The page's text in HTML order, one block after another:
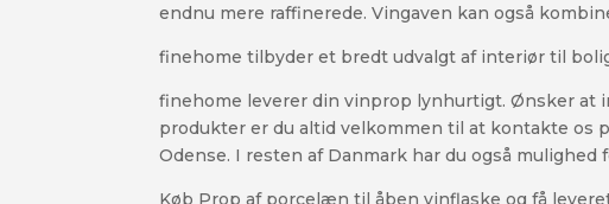
endnu mere raffinerede. Vingaven kan også
finehome tilbyder et bredt udvalgt af interiør til
finehome leverer din vinprop lynhurtigt. Ønsker at
produkter er du altid velkommen til at kontakte os
Odense. I resten af Danmark har du også mulighed
Køb Prop af porcelæn til åben vinflaske og få